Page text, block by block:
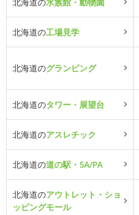
北海道の工場見学
北海道のグランピング
北海道のタワー・展望台
北海道のアスレチック
北海道の道の駅・SA/PA
北海道のアウトレット・ショ
ッピングモール